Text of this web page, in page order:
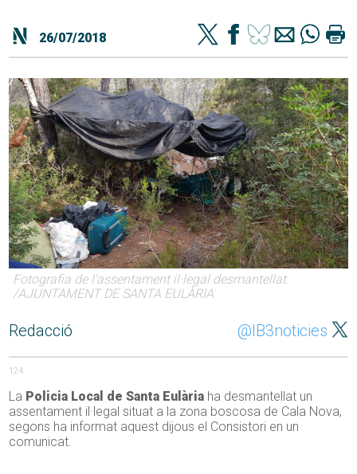
26/07/2018
Fotografia de l'assentament il·legal desmantellat.
/AJUNTAMENT DE SANTA EULÀRIA
Redacció @IB3noticies
124
La Policia Local de Santa Eulària ha desmantellat un
assentament il·legal situat a la zona boscosa de Cala Nova,
segons ha informat aquest dijous el Consistori en un
comunicat.